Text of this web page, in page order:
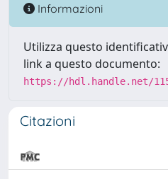
Informazioni
Utilizza questo
link a questo documento:
https://hdl.handle.net/
Citazioni